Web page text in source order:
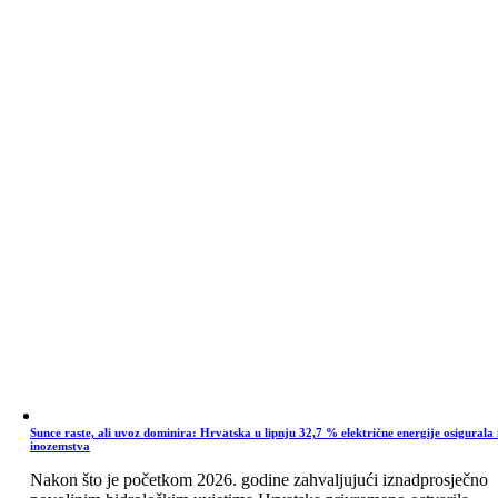
Sunce raste, ali uvoz dominira: Hrvatska u lipnju 32,7 % električne energije osigurala
inozemstva
Nakon što je početkom 2026. godine zahvaljujući iznadprosječno